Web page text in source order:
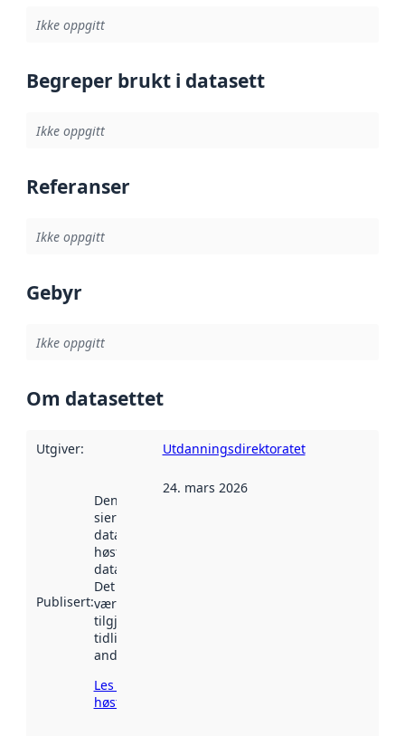
Ikke oppgitt
Begreper brukt i datasett
Ikke oppgitt
Referanser
Ikke oppgitt
Gebyr
Ikke oppgitt
Om datasettet
Utgiver: Utdanningsdirektoratet
Publisert:
Denne datoen
sier når
datasettet ble
høstet av
data.norge.no.
Det kan ha
vært
tilgjengelig
tidligere
andre steder.
Les mer om
høsting her
24. mars 2026